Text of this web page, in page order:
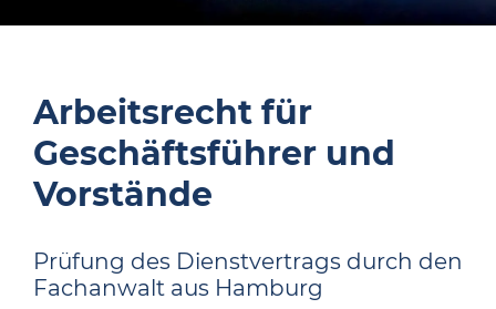
Arbeitsrecht für
Geschäftsführer und
Vorstände
Prüfung des Dienstvertrags durch den
Fachanwalt aus Hamburg